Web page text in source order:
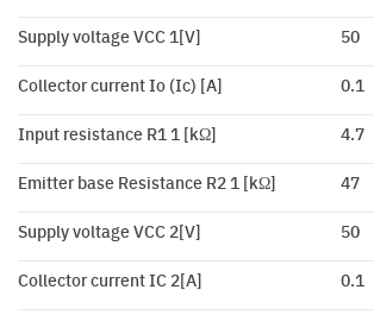
Supply voltage VCC 1[V] 50
Collector current Io (Ic) [A] 0.1
Input resistance R1 1 [kΩ] 4.7
Emitter base Resistance R2 1 [kΩ] 47
Supply voltage VCC 2[V] 50
Collector current IC 2[A] 0.1